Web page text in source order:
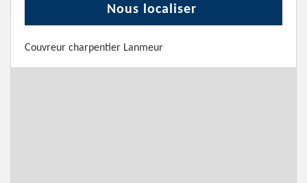
Nous localiser
Couvreur charpentier Lanmeur